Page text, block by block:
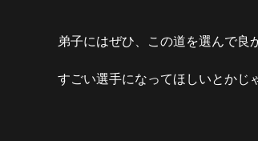
弟子にはぜひ、この道を選んで良
すごい選手になってほしいとかじ